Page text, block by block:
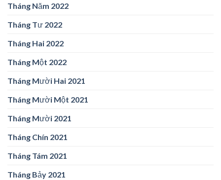
Tháng Năm 2022
Tháng Tư 2022
Tháng Hai 2022
Tháng Một 2022
Tháng Mười Hai 2021
Tháng Mười Một 2021
Tháng Mười 2021
Tháng Chín 2021
Tháng Tám 2021
Tháng Bảy 2021